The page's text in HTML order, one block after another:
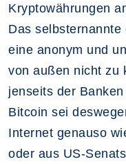
Kryptowährungen
Das
eine anonym und
von außen nicht zu
jenseits der
Bitcoin sei
Internet genauso
oder aus US-